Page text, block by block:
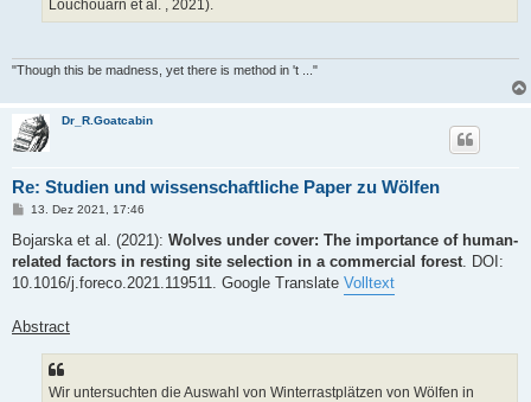
Louchouarn et al. , 2021).
"Though this be madness, yet there is method in 't ..."
Dr_R.Goatcabin
Re: Studien und wissenschaftliche Paper zu Wölfen
B
i
r
a
13. Dez 2021, 17:46
Bojarska et al. (2021): Wolves under cover: The importance of human-
related factors in resting site selection in a commercial forest. DOI:
10.1016/j.foreco.2021.119511. Google Translate Volltext
Abstract
Wir untersuchten die Auswahl von Winterrastplätzen von Wölfen in